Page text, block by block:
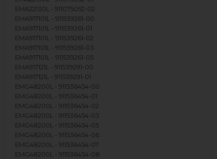
EMA22130L - 911075052-02
EMA917101L - 911539261-00
EMA917101L - 911539261-01
EMA917101L - 911539261-02
EMA917101L - 911539261-03
EMA917101L - 911539261-05
EMA917121L - 911539291-00
EMA917121L - 911539291-01
EMG48200L - 911536454-00
EMG48200L - 911536454-01
EMG48200L - 911536454-02
EMG48200L - 911536454-03
EMG48200L - 911536454-05
EMG48200L - 911536454-06
EMG48200L - 911536454-07
EMG48200L - 911536454-08